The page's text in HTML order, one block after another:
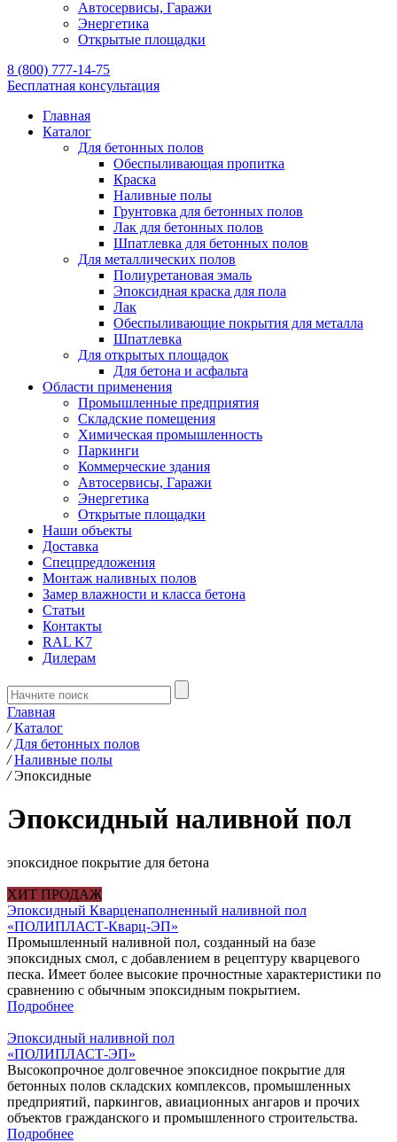
Автосервисы, Гаражи
Энергетика
Открытые площадки
8 (800) 777-14-75
Бесплатная консультация
Главная
Каталог
Для бетонных полов
Обеспыливающая пропитка
Краска
Наливные полы
Грунтовка для бетонных полов
Лак для бетонных полов
Шпатлевка для бетонных полов
Для металлических полов
Полиуретановая эмаль
Эпоксидная краска для пола
Лак
Обеспыливающие покрытия для металла
Шпатлевка
Для открытых площадок
Для бетона и асфальта
Области применения
Промышленные предприятия
Складские помещения
Химическая промышленность
Паркинги
Коммерческие здания
Автосервисы, Гаражи
Энергетика
Открытые площадки
Наши объекты
Доставка
Спецпредложения
Монтаж наливных полов
Замер влажности и класса бетона
Статьи
Контакты
RAL K7
Дилерам
Главная
/ Каталог
/ Для бетонных полов
/ Наливные полы
/ Эпоксидные
Эпоксидный наливной пол
эпоксидное покрытие для бетона
ХИТ ПРОДАЖ
Эпоксидный Кварценаполненный наливной пол
«ПОЛИПЛАСТ-Кварц-ЭП»
Промышленный наливной пол, созданный на базе
эпоксидных смол, с добавлением в рецептуру кварцевого
песка. Имеет более высокие прочностные характеристики по
сравнению с обычным эпоксидным покрытием.
Подробнее
Эпоксидный наливной пол
«‎ПОЛИПЛАСТ-ЭП»
Высокопрочное долговечное эпоксидное покрытие для
бетонных полов складских комплексов, промышленных
предприятий, паркингов, авиационных ангаров и прочих
объектов гражданского и промышленного строительства.
Подробнее